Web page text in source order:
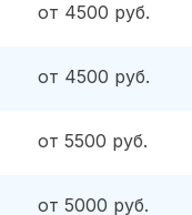
от 4500 руб.
от 4500 руб.
от 5500 руб.
от 5000 руб.